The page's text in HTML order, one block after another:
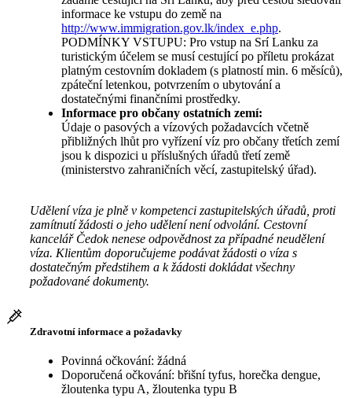
informace ke vstupu do země na
http://www.immigration.gov.lk/index_e.php.
PODMÍNKY VSTUPU: Pro vstup na Srí Lanku za
turistickým účelem se musí cestující po příletu prokázat
platným cestovním dokladem (s platností min. 6 měsíců),
zpáteční letenkou, potvrzením o ubytování a
dostatečnými finančními prostředky.
Informace pro občany ostatních zemí:
Údaje o pasových a vízových požadavcích včetně
přibližných lhůt pro vyřízení víz pro občany třetích zemí
jsou k dispozici u příslušných úřadů třetí země
(ministerstvo zahraničních věcí, zastupitelský úřad).
Udělení víza je plně v kompetenci zastupitelských úřadů, proti
zamítnutí žádosti o jeho udělení není odvolání. Cestovní
kancelář Čedok nenese odpovědnost za případné neudělení
víza. Klientům doporučujeme podávat žádosti o víza s
dostatečným předstihem a k žádosti dokládat všechny
požadované dokumenty.
Zdravotní informace a požadavky
Povinná očkování: žádná
Doporučená očkování: břišní tyfus, horečka dengue,
žloutenka typu A, žloutenka typu B